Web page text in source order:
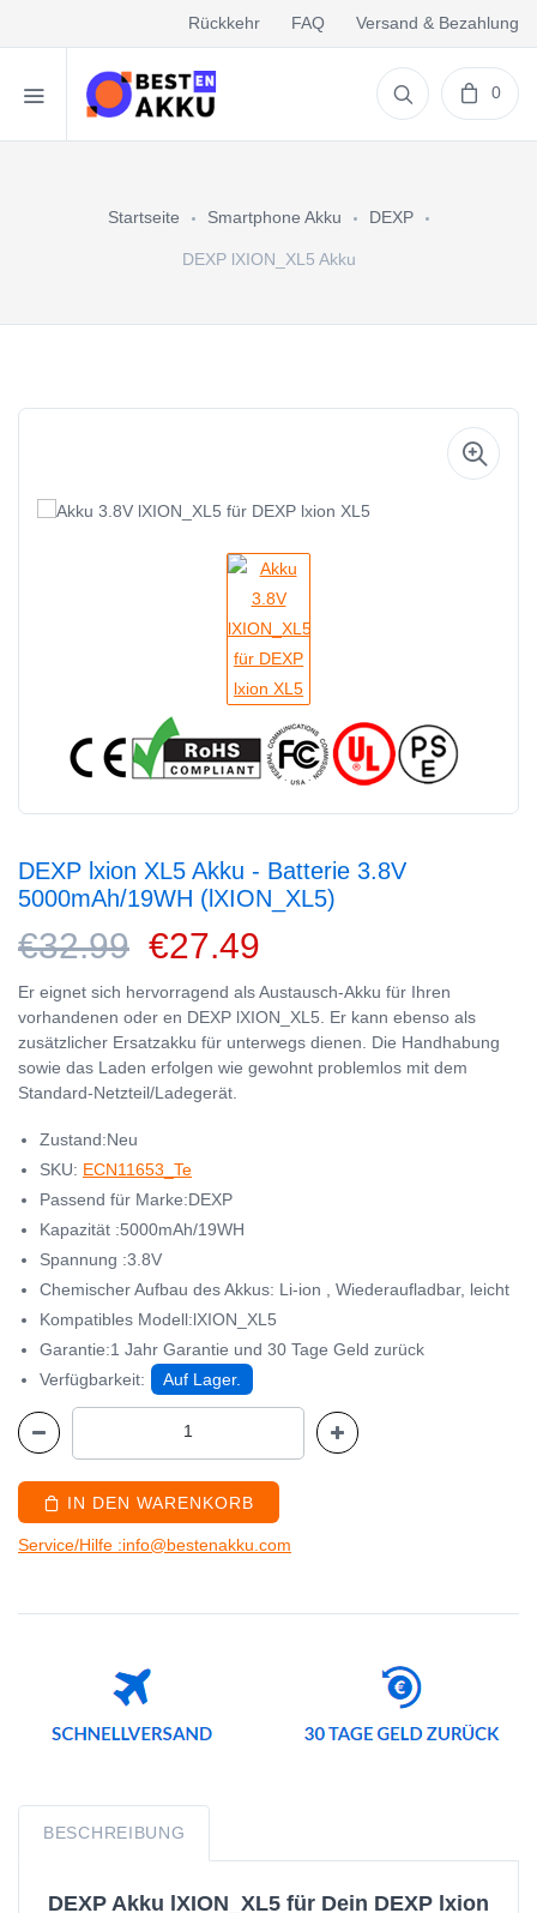
Rückkehr FAQ Versand & Bezahlung
0
Startseite Smartphone Akku DEXP
DEXP lXION_XL5 Akku
DEXP lxion XL5 Akku - Batterie 3.8V
5000mAh/19WH (lXION_XL5)
€32.99 €27.49
Er eignet sich hervorragend als Austausch-Akku für Ihren
vorhandenen oder en DEXP lXION_XL5. Er kann ebenso als
zusätzlicher Ersatzakku für unterwegs dienen. Die Handhabung
sowie das Laden erfolgen wie gewohnt problemlos mit dem
Standard-Netzteil/Ladegerät.
Zustand:Neu
SKU: ECN11653_Te
Passend für Marke:DEXP
Kapazität :5000mAh/19WH
Spannung :3.8V
Chemischer Aufbau des Akkus: Li-ion , Wiederaufladbar, leicht
Kompatibles Modell:lXION_XL5
Garantie:1 Jahr Garantie und 30 Tage Geld zurück
Verfügbarkeit:
Auf Lager.
IN DEN WARENKORB
Service/Hilfe :info@bestenakku.com
BESCHREIBUNG
DEXP Akku lXION_XL5 für Dein DEXP lxion